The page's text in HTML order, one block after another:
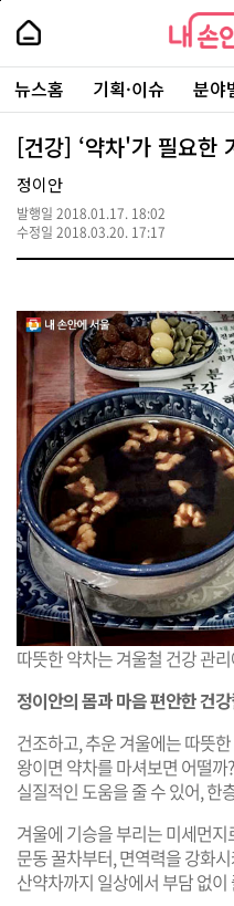
본
로
가
내
손
안
에
서
울
-
서
울
시
대
표
소
털
내
손
에
울
주
요
서
뉴스홈 기획·이슈 분야
[건강] ‘약차'가 필요한
정이안
발행일 2018.01.17. 18:02
수정일 2018.03.20. 17:17
따뜻한 약차는 겨울철 건강 관
정이안의 몸과 마음 편안한 건
건조하고, 추운 겨울에는 따뜻
왕이면 약차를 마셔보면 어떨
실질적인 도움을 줄 수 있어, 한
겨울에 기승을 부리는 미세먼
문동 꿀차부터, 면역력을 강화
산약차까지 일상에서 부담 없
페
상
단
로